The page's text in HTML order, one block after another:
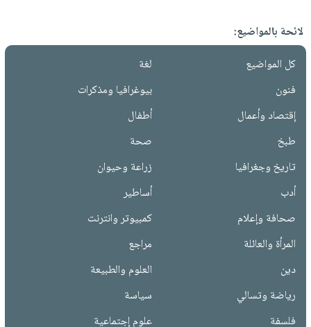
لائحة بالمواضيع:
كل المواضيع
لغة
فنون
بيوغرافيا ومذكرات
إقتصاد وأعمال
أطفال
طبخ
صحة
تاريخ وجغرافيا
زراعة وحيوان
أدب
أساطير
صحافة وإعلام
كمبيوتر وانترنت
المرأة والعائلة
مراجع
دين
العلوم والطبيعة
رياضة وتسالي
سياسة
فلسفة
علوم إجتماعية